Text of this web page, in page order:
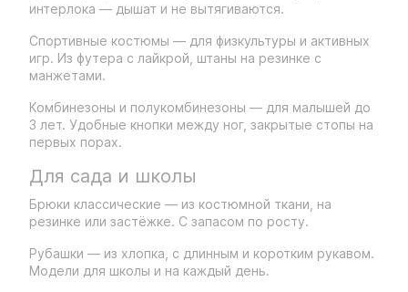
интерлока — дышат и не вытягиваются.
Спортивные костюмы — для физкультуры и активных
игр. Из футера с лайкрой, штаны на резинке с
манжетами.
Комбинезоны и полукомбинезоны — для малышей до
3 лет. Удобные кнопки между ног, закрытые стопы на
первых порах.
Для сада и школы
Брюки классические — из костюмной ткани, на
резинке или застёжке. С запасом по росту.
Рубашки — из хлопка, с длинным и коротким рукавом.
Модели для школы и на каждый день.